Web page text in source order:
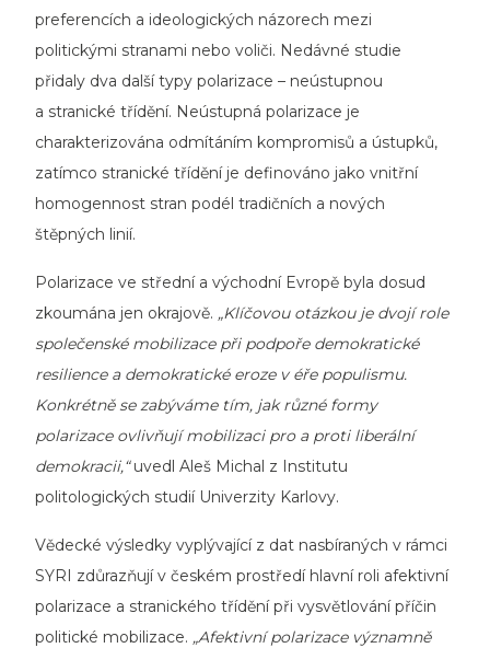
preferencích a ideologických názorech mezi
politickými stranami nebo voliči. Nedávné studie
přidaly dva další typy polarizace – neústupnou
a stranické třídění. Neústupná polarizace je
charakterizována odmítáním kompromisů a ústupků,
zatímco stranické třídění je definováno jako vnitřní
homogennost stran podél tradičních a nových
štěpných linií.
Polarizace ve střední a východní Evropě byla dosud
zkoumána jen okrajově. „Klíčovou otázkou je dvojí role
společenské mobilizace při podpoře demokratické
resilience a demokratické eroze v éře populismu.
Konkrétně se zabýváme tím, jak různé formy
polarizace ovlivňují mobilizaci pro a proti liberální
demokracii,“uvedl Aleš Michal z Institutu
politologických studií Univerzity Karlovy.
Vědecké výsledky vyplývající z dat nasbíraných v rámci
SYRI zdůrazňují v českém prostředí hlavní roli afektivní
polarizace a stranického třídění při vysvětlování příčin
politické mobilizace. „Afektivní polarizace významně